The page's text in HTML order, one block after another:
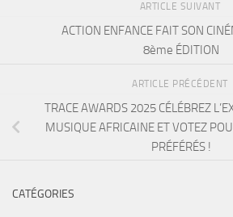
ARTICLE SUIVANT
ACTION ENFANCE FAIT SON
8ème ÉDITION
ARTICLE PRÉCÉDENT
TRACE AWARDS 2025 CÉLÉBREZ
MUSIQUE AFRICAINE ET VOTEZ
PRÉFÉRÉS !
CATÉGORIES